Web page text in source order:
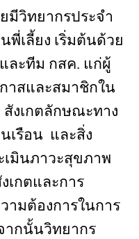
มีวิทยากรประจำ
พี่เลี้ยง เริ่มต้นด้วย
และทีม กสค. แก่ผู้
าสและสมาชิกใน
งเกตลักษณะทาง
เรือน และสิ่ง
เมินภาวะสุขภาพ
เกตและการ
ามต้องการในการ
ากนั้นวิทยากร